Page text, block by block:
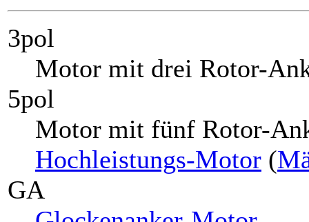
3pol
Motor mit drei Rotor-
5pol
Motor mit fünf Rotor-
Hochleistungs-Motor (
GA